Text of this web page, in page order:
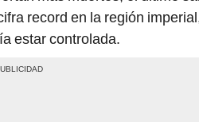
record en la región
estar controlada.